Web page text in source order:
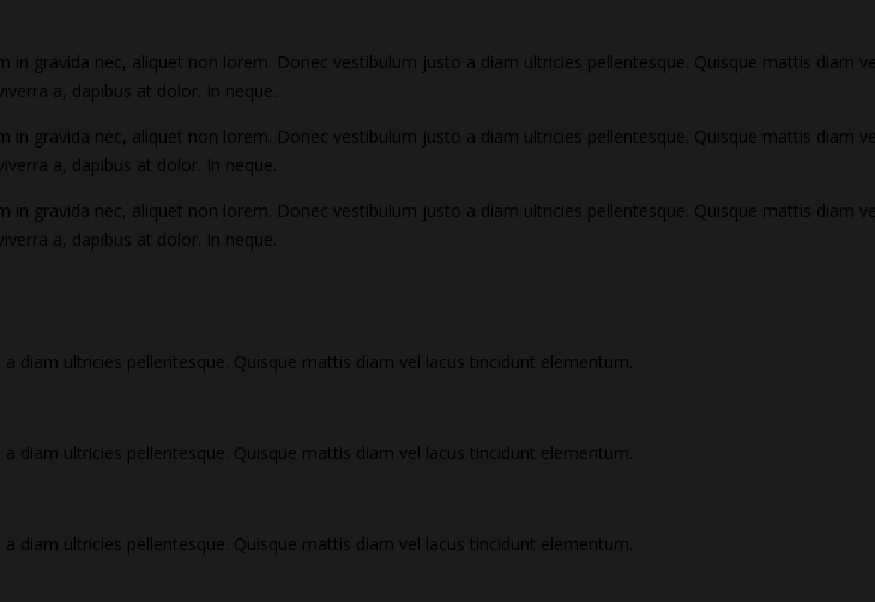
gravida nec, aliquet non lorem. Donec vestibulum justo a diam ultricies pellentesque. Quisque mattis diam
a, dapibus at dolor. In neque.
gravida nec, aliquet non lorem. Donec vestibulum justo a diam ultricies pellentesque. Quisque mattis diam
a, dapibus at dolor. In neque.
gravida nec, aliquet non lorem. Donec vestibulum justo a diam ultricies pellentesque. Quisque mattis diam
a, dapibus at dolor. In neque.
ultricies pellentesque. Quisque mattis diam vel lacus tincidunt elementum.
ultricies pellentesque. Quisque mattis diam vel lacus tincidunt elementum.
ultricies pellentesque. Quisque mattis diam vel lacus tincidunt elementum.